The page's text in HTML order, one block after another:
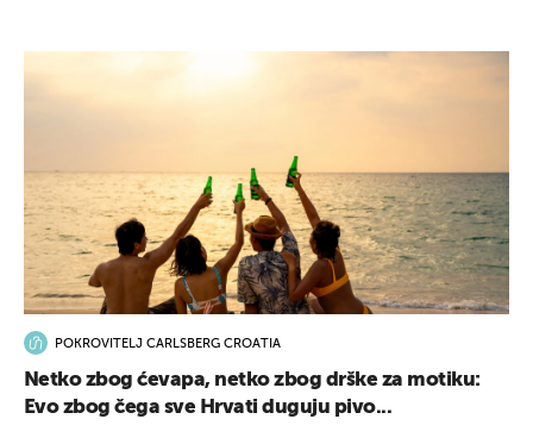
POKROVITELJ CARLSBERG CROATIA
Netko zbog ćevapa, netko zbog drške za motiku:
Evo zbog čega sve Hrvati duguju pivo...